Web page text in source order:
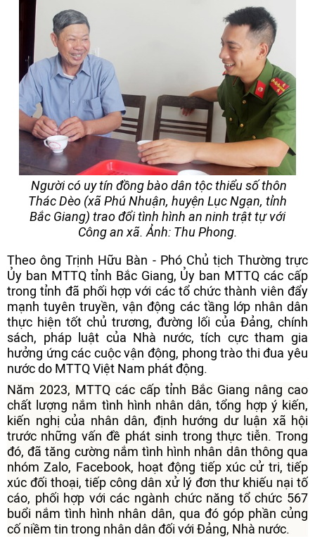
Người có uy tín đồng bào dân tộc thiểu số thôn
Thác Dèo (xã Phú Nhuận, huyện Lục Ngạn, tỉnh
Bắc Giang) trao đổi tình hình an ninh trật tự với
Công an xã. Ảnh: Thu Phong.
Theo ông Trịnh Hữu Bàn - Phó Chủ tịch Thường trực
Ủy ban MTTQ tỉnh Bắc Giang, Ủy ban MTTQ các cấp
trong tỉnh đã phối hợp với các tổ chức thành viên đẩy
mạnh tuyên truyền, vận động các tầng lớp nhân dân
thực hiện tốt chủ trương, đường lối của Đảng, chính
sách, pháp luật của Nhà nước, tích cực tham gia
hưởng ứng các cuộc vận động, phong trào thi đua yêu
nước do MTTQ Việt Nam phát động.
Năm 2023, MTTQ các cấp tỉnh Bắc Giang nâng cao
chất lượng nắm tình hình nhân dân, tổng hợp ý kiến,
kiến nghị của nhân dân, định hướng dư luận xã hội
trước những vấn đề phát sinh trong thực tiễn. Trong
đó, đã tăng cường nắm tình hình nhân dân thông qua
nhóm Zalo, Facebook, hoạt động tiếp xúc cử tri, tiếp
xúc đối thoại, tiếp công dân xử lý đơn thư khiếu nại tố
cáo, phối hợp với các ngành chức năng tổ chức 567
buổi nắm tình hình nhân dân, qua đó góp phần củng
cố niềm tin trong nhân dân đối với Đảng, Nhà nước.